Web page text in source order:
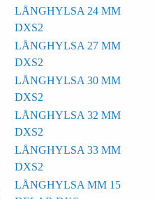
LÅNGHYLSA 24 MM
DXS2
LÅNGHYLSA 27 MM
DXS2
LÅNGHYLSA 30 MM
DXS2
LÅNGHYLSA 32 MM
DXS2
LÅNGHYLSA 33 MM
DXS2
LÅNGHYLSA MM 15